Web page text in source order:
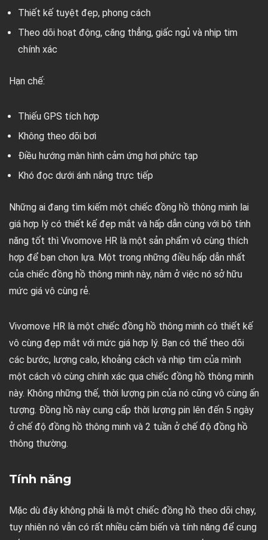
Thiết kế tuyệt đẹp, phong cách
Theo dõi hoạt động, căng thẳng, giấc ngủ và nhịp tim
chính xác
Hạn chế:
Thiếu GPS tích hợp
Không theo dõi bơi
Điều hướng màn hình cảm ứng hơi phức tạp
Khó đọc dưới ánh nắng trực tiếp
Những ai đang tìm kiếm một chiếc đồng hồ thông minh lai
giá hợp lý có thiết kế đẹp mắt và hấp dẫn cùng với bộ tính
năng tốt thì Vivomove HR là một sản phẩm vô cùng thích
hợp để bạn chọn lựa. Một trong những điều hấp dẫn nhất
của chiếc đồng hồ thông minh này, nằm ở việc nó sở hữu
mức giá vô cùng rẻ.
Vivomove HR là một chiếc đồng hồ thông minh có thiết kế
vô cùng đẹp mắt với mức giá hợp lý. Bạn có thể theo dõi
các bước, lượng calo, khoảng cách và nhịp tim của mình
một cách vô cùng chính xác qua chiếc đồng hồ thông minh
này. Không những thế, thời lượng pin của nó cũng vô cùng ấn
tượng. Đồng hồ này cung cấp thời lượng pin lên đến 5 ngày
ở chế độ đồng hồ thông minh và 2 tuần ở chế độ đồng hồ
thông thường.
Tính năng
Mặc dù đây không phải là một chiếc đồng hồ theo dõi chạy,
tuy nhiên nó vẫn có rất nhiều cảm biến và tính năng để cung